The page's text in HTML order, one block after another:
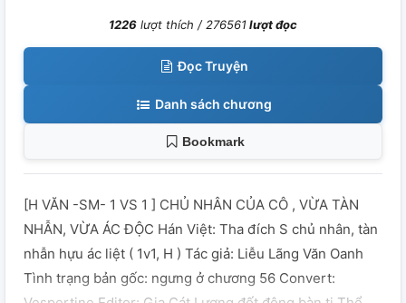
1226 lượt thích /276561lượt đọc
Đọc Truyện
Danh sách chương
Bookmark
[H VĂN -SM- 1 VS 1 ] CHỦ NHÂN CỦA CÔ , VỪA TÀN
NHẪN, VỪA ÁC ĐỘC Hán Việt: Tha đích S chủ nhân, tàn
nhẫn hựu ác liệt ( 1v1, H ) Tác giả: Liễu Lãng Văn Oanh
Tình trạng bản gốc: ngưng ở chương 56 Convert: